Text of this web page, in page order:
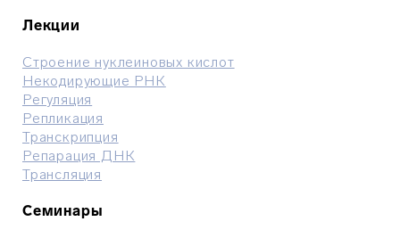
Лекции
Строение нуклеиновых кислот
Некодирующие РНК
Регуляция
Репликация
Транскрипция
Репарация ДНК
Трансляция
Семинары